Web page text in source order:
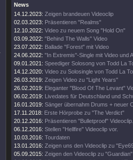
News
14.12.2023: Zeigen brandeuen Videoclip
02.03.2023: Präsentieren "Realms"
12.10.2022: Video zu neuem Song "Hold On"
03.09.2022: "Behind The Walls" Video
23.07.2022: Ballade "Forest" mit Video
24.06.2022: "In Extremis"-Single mit Video und
09.01.2021: Speediger Solosong von Todd La
14.12.2020: Video zu Solosingle von Todd La
26.03.2019: Zeigen Video zu "Light Years"
26.02.2019: Eleganter "Blood Of The Levant"
06.02.2019: Livedates für Deutschland und
16.01.2019: Sänger übernahm Drums + neuer
17.11.2018: Erste Hörprobe zu "The Verdict"
20.12.2016: Präsentieren "Bulletproof" Videoclip.
06.12.2016: Stellen "Hellfire" Videoclip vor.
10.03.2016: Tourdaten
13.01.2016: Zeigen uns den Videoclip zu
05.09.2015: Zeigen den Videoclip zu